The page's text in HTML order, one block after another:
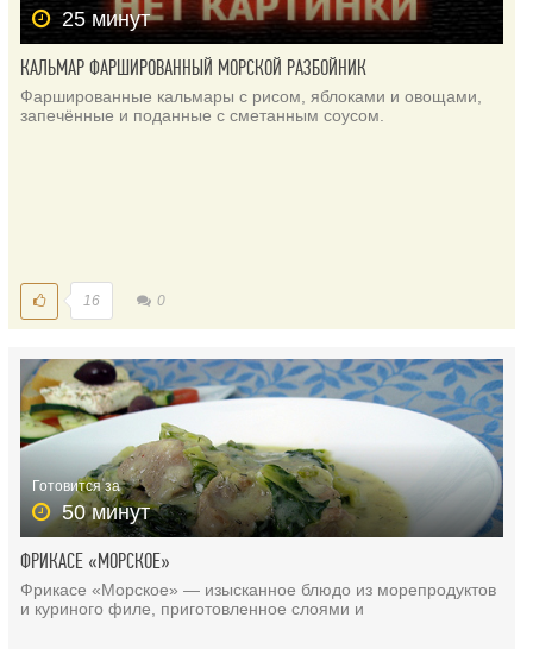
25 минут
КАЛЬМАР ФАРШИРОВАННЫЙ МОРСКОЙ РАЗБОЙНИК
Фаршированные кальмары с рисом, яблоками и овощами,
запечённые и поданные с сметанным соусом.
16 0
Готовится за
50 минут
ФРИКАСЕ «МОРСКОЕ»
Фрикасе «Морское» — изысканное блюдо из морепродуктов
и куриного филе, приготовленное слоями и